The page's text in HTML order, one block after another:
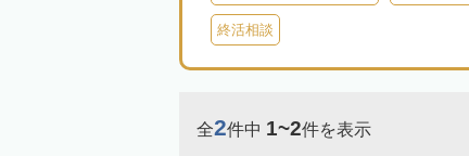
終活相談
全2件中 1~2件を表示